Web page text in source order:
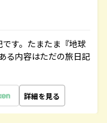
す。たまたま『地球
る内容はただの旅日記
詳細を見る